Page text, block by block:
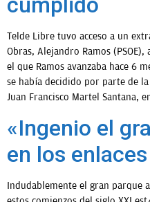
Telde Libre tuvo acceso a un
Obras, Alejandro Ramos
el que Ramos avanzaba hace 6
se había decidido por parte de
Juan Francisco Martel Santana,
«Ingenio el
en los
Indudablemente el gran parque